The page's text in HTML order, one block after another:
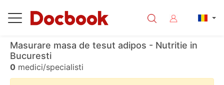
Masurare masa de tesut adipos - Nutritie in
Bucuresti
0 medici/specialisti